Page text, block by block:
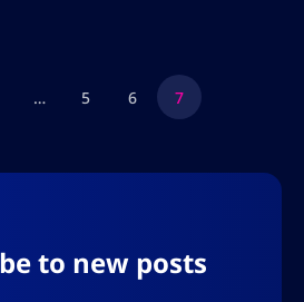
… 5 6 7
to new posts